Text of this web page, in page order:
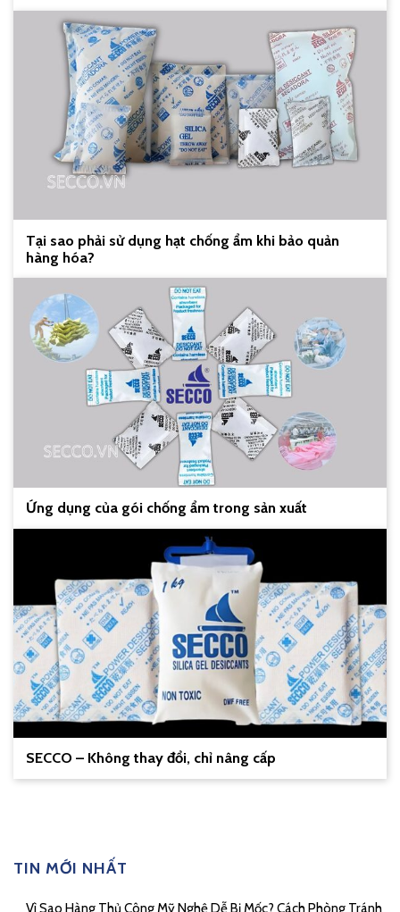
Tại sao phải sử dụng hạt chống ẩm khi bảo quản
hàng hóa?
Ứng dụng của gói chống ẩm trong sản xuất
SECCO – Không thay đổi, chỉ nâng cấp
TIN MỚI NHẤT
Vì Sao Hàng Thủ Công Mỹ Nghệ Dễ Bị Mốc? Cách Phòng Tránh